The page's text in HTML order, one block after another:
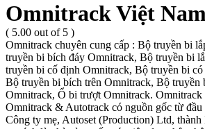
Omnitrack Việt
( 5.00 out of 5 )
Omnitrack chuyên cung cấp : Bộ truyền bi
truyền bi bích đáy Omnitrack, Bộ truyền bi
truyền bi cố định Omnitrack, Bộ truyền bi
Bộ truyền bi bích trên Omnitrack, Bộ truyền
Omnitrack, Ổ bi trượt Omnitrack.
Omnitrack & Autotrack có nguồn gốc từ đầu
Công ty mẹ, Autoset (Production) Ltd,